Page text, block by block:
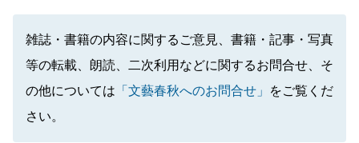
雑誌・書籍の内容に関するご意見、書籍・記事・写真
等の転載、朗読、二次利用などに関するお問合せ、そ
の他については 「文藝春秋へのお問合せ」
をご覧くだ
さい。